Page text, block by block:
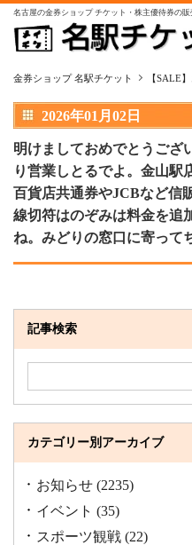
名古屋の金券ショップ チケット・株主優待券の販
金券ショップ 名駅チケット 【SALE
2026年01月02日
明けましておめでとうござ
り営業しとるでよ。金山駅
百貨店共通券やJCBなど信
線切符はのぞみは料金を追
ね。みどりの窓口に寄って
記事検索
カテゴリー別アーカイブ
お知らせ (2235)
イベント (35)
スポーツ観戦 (22)